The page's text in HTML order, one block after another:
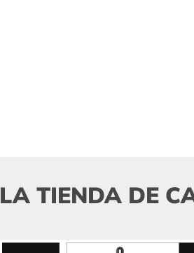
LA TIENDA DE